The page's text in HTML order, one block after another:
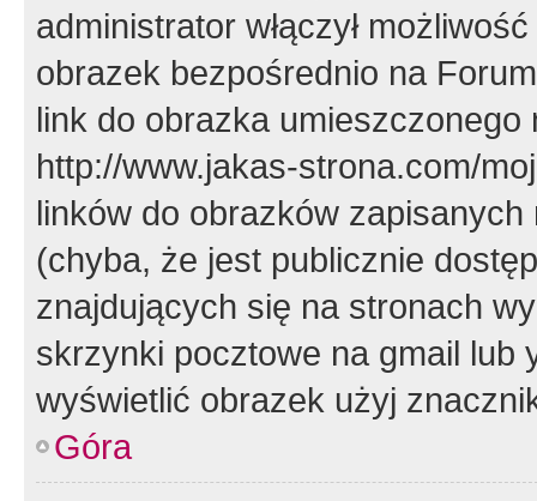
administrator włączył
obrazek bezpośrednio na
link do obrazka
http://www.jakas-strona.com/
linków do obrazków
(chyba, że jest publicznie
znajdujących się na stronach
skrzynki pocztowe na gmail lub
wyświetlić obrazek użyj
Góra